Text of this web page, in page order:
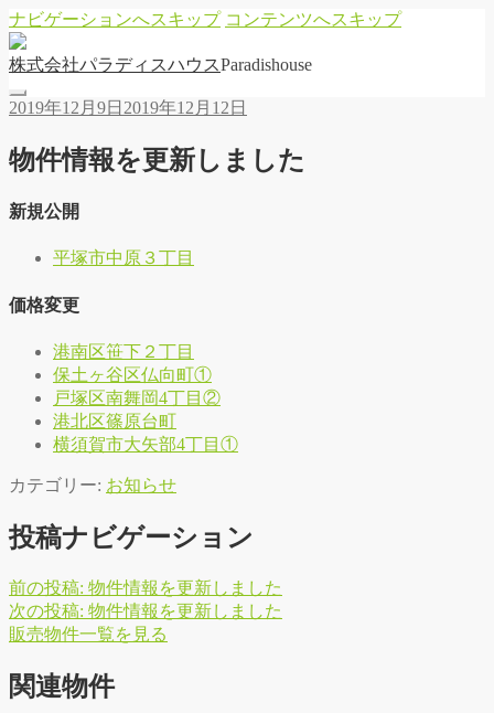
ナビゲーションへスキップ コンテンツへスキップ
株式会社パラディ スハウ スParadishouse
2019年12月9日 2019年12月12日
物件情報を更新しました
新規公開
平塚市中原３丁目
価格変更
港南区笹下２丁目
保土ヶ谷区仏向町①
戸塚区南舞岡4丁目②
港北区篠原台町
横須賀市大矢部4丁目①
カテゴリー: お知らせ
投稿ナビゲーション
前の投稿: 物件情報を更新しました
次の投稿: 物件情報を更新しました
販売物件一覧を 見る
関連物件